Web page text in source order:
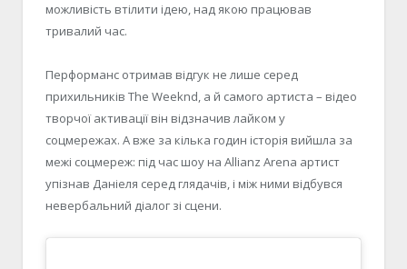
можливість втілити ідею, над якою працював
тривалий час.
Перформанс отримав відгук не лише серед
прихильників The Weeknd, а й самого артиста – відео
творчої активації він відзначив лайком у
соцмережах. А вже за кілька годин історія вийшла за
межі соцмереж: під час шоу на Allianz Arena артист
упізнав Даніеля серед глядачів, і між ними відбувся
невербальний діалог зі сцени.